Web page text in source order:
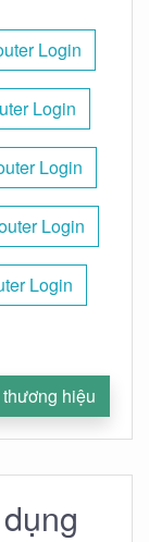
Login
Login
Login
Login
Login
hiệu